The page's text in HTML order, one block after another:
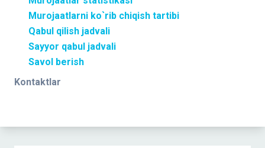
Murojaatlarni ko`rib chiqish tartibi
Qabul qilish jadvali
Sayyor qabul jadvali
Savol berish
Kontaktlar